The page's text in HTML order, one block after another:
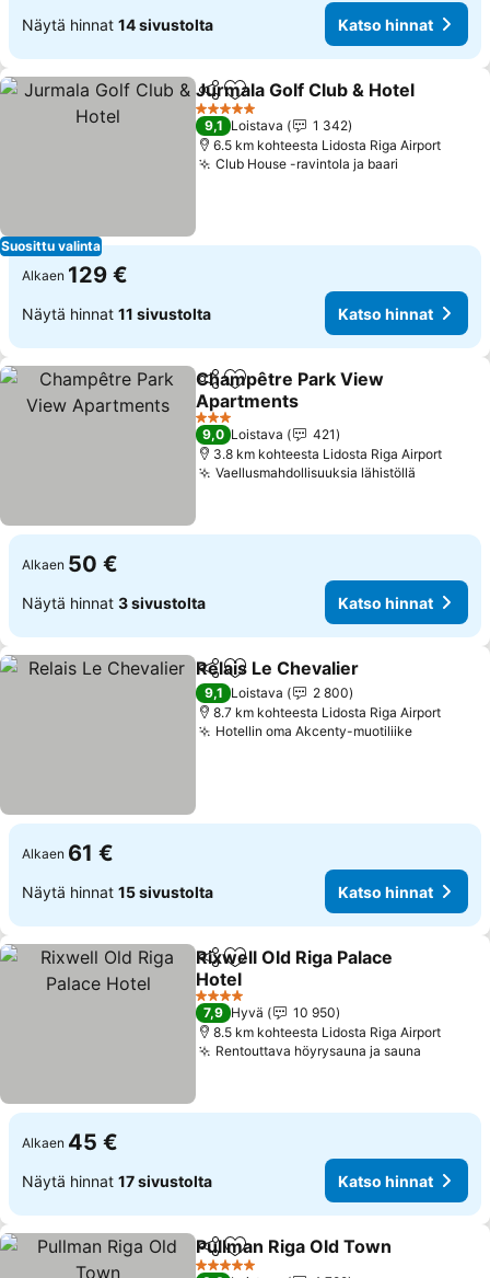
Näytä hinnat 14 sivustolta Katso hinnat
Suosittu valinta
Jaa Lisää suosikkeihin
Jurmala Golf Club & Hotel
5 Tähtiluokitus
9,1 Loistava
1 342
6.5 km kohteesta Lidosta Riga Airport
Club House -ravintola ja baari
Alkaen 129 €
Näytä hinnat 11 sivustolta Katso hinnat
Jaa Lisää suosikkeihin
Champêtre Park View
Apartments
Katso hinnat
3 Tähtiluokitus
9,0 Loistava
421
3.8 km kohteesta Lidosta Riga Airport
Vaellusmahdollisuuksia lähistöllä
Alkaen 50 €
Näytä hinnat 3 sivustolta Katso hinnat
Jaa Lisää suosikkeihin
Relais Le Chevalier
9,1 Loistava
2 800
8.7 km kohteesta Lidosta Riga Airport
Hotellin oma Akcenty-muotiliikeKatso
Alkaen 61 €
Näytä hinnat 15 sivustolta Katso hinnat
Jaa Lisää suosikkeihin
Rixwell Old Riga Palace
Hotel
Katso hinnat
4 Tähtiluokitus
7,9 Hyvä
10 950
8.5 km kohteesta Lidosta Riga Airport
Rentouttava höyrysauna ja sauna
Alkaen 45 €
Näytä hinnat 17 sivustolta Katso hinnat
Jaa Lisää suosikkeihin
Pullman Riga Old Town
5 Tähtiluokitus